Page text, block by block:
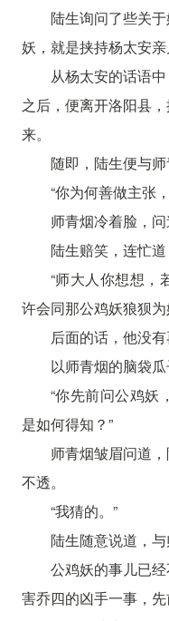
陆生询问了些关
妖，就是挟持杨太安亲
从杨太安的话语
之后，便离开洛阳县
来。
随即，陆生便与师
“你为何善做主张
师青烟冷着脸，问
陆生赔笑，连忙道
“师大人你想想，
许会同那公鸡妖狼狈
后面的话，他没有
以师青烟的脑袋
“你先前问公鸡妖
是如何得知？”
师青烟皱眉问道
不透。
“我猜的。”
陆生随意说道，与
公鸡妖的事儿已
害乔四的凶手一事，先